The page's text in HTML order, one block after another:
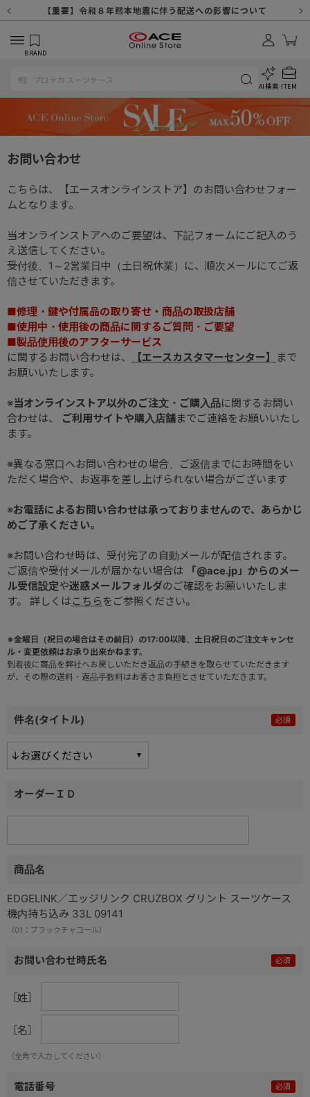
【重要】令和８年熊本地震に伴う配送への影響について
【重要】納品書・領収書ペーパーレス化（電子化）のお知らせ
【重要】天候不良や交通状況・物量増等に伴う配送への影響について
【重要】悪質な詐欺サイトにご注意ください
【重要】各種メールが届かない場合に関しまして
【重要】お問い合わせのご対応に関しまして
【重要】SNSのなりすまし詐欺にご注意ください
BRAND
AI検索 ITEM
お問い合わせ
こちらは、【エースオンラインストア】のお問い合わせフォー
ムとなります。
当オンラインストアへのご要望は、下記フォームにご記入のう
え送信してください。
受付後、1～2営業日中（土日祝休業）に、順次メールにてご返
信させていただきます。
■修理・鍵や付属品の取り寄せ・商品の取扱店舗
■使用中・使用後の商品に関するご質問・ご要望
■製品使用後のアフターサービス
に関するお問い合わせは、
【エースカスタマーセンター】
まで
お願いいたします。
※当オンラインストア以外のご注文・ご購入品に関するお問い
合わせは、
ご利用サイトや購入店舗までご連絡をお願いいたし
ます。
※異なる窓口へお問い合わせの場合、ご返信までにお時間をい
ただく場合や、お返事を差し上げられない場合がございます
※お電話によるお問い合わせは承っておりませんので、あらかじ
めご了承ください。
※お問い合わせ時は、受付完了の自動メールが配信されます。
ご返信や受付メールが届かない場合は
「@ace.jp」からのメー
ル受信設定や迷惑メールフォルダのご確認をお願いいたしま
す。 詳しくは こちら をご参照ください。
※金曜日（祝日の場合はその前日）の17:00以降、土日祝日のご注文キャンセ
ル・変更依頼はお承り出来かねます。
到着後に商品を弊社へお戻しいただき返品の手続きを取らせていただきます
が、その際の送料・返品手数料はお客さま負担とさせていただきます。
件名(タイトル)
オーダーＩＤ
商品名
EDGELINK／エッジリンク CRUZBOX グリント スーツケース
機内持ち込み 33L 09141
（01：ブラックチャコール）
お問い合わせ時氏名
［姓］
［名］
（全角で入力してください）
電話番号